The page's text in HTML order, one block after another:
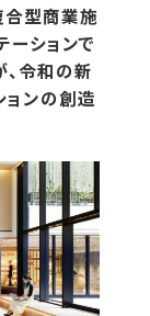
合型商業施
ーションで
令和の新
ョンの創造